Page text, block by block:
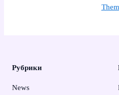
Рубрики
News